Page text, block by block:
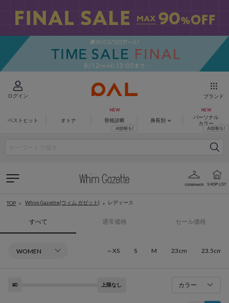
ログイン ブランド
ベストヒット オトナ 骨格診断 身長別
パーソナル
カラー
TOP Whim Gazette(ウィム ガゼット) レディース
すべて 通常価格 セール価格
～XS S M 23cm 23.5cm
¥0 上限なし カラー